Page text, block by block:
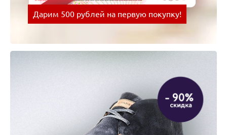
Дарим 500 рублей на первую покупку!
на следующую покупку!